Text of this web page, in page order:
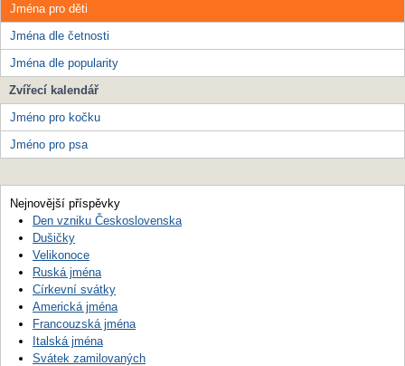
Jména pro děti
Jména dle četnosti
Jména dle popularity
Zvířecí kalendář
Jméno pro kočku
Jméno pro psa
Nejnovější příspěvky
Den vzniku Československa
Dušičky
Velikonoce
Ruská jména
Církevní svátky
Americká jména
Francouzská jména
Italská jména
Svátek zamilovaných